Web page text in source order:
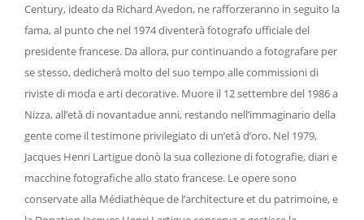
Century, ideato da Richard Avedon, ne rafforzeranno in seguito la
fama, al punto che nel 1974 diventerà fotografo ufficiale del
presidente francese. Da allora, pur continuando a fotografare per
se stesso, dedicherà molto del suo tempo alle commissioni di
riviste di moda e arti decorative. Muore il 12 settembre del 1986 a
Nizza, all’età di novantadue anni, restando nell’immaginario della
gente come il testimone privilegiato di un’età d’oro. Nel 1979,
Jacques Henri Lartigue donò la sua collezione di fotografie, diari e
macchine fotografiche allo stato francese. Le opere sono
conservate alla Médiathèque de l’architecture et du patrimoine, e